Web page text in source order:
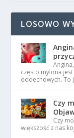
LOSOWO
często mylona
oddechowych. To
Czy
Czy
większość z nas